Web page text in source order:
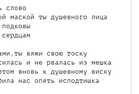
слово
маской ты душевного лица
вяжи свою тоску
и не рвалась из мешка
вновь к душевному виску
нас опять исподтишка